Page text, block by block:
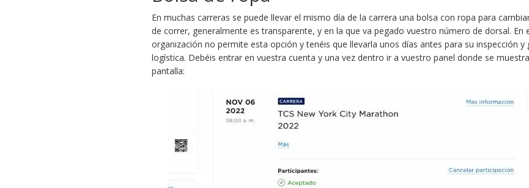
En muchas carreras se puede llevar el mismo día de la carrera una bolsa con ropa para
de correr, generalmente es transparente, y en la que va pegado vuestro número de dorsal. En
organización no permite esta opción y tenéis que llevarla unos días antes para su inspección y
logística. Debéis entrar en vuestra cuenta y una vez dentro ir a vuestro panel donde se
pantalla: